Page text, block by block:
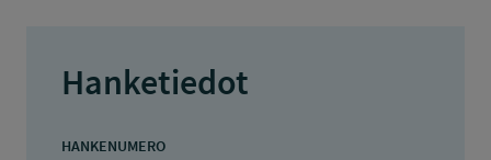
Hanketiedot
HANKENUMERO